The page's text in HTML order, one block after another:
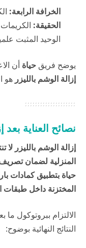
الخرافة الرابعة:
الحقيقة:
الوحيد المثبت
يوضح فريق حياة أن
إزالة الوشم بالليزر هو
نصائح العناية بعد
إزالة الوشم بالليزر لا
المنزلية لضمان
حياة بتطبيق كمادات
المختزنة داخل طبقات
الالتزام ببروتوكول ما
النتائج النهائية بوضوح: